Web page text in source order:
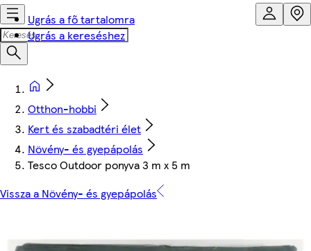
Ugrás a fő tartalomra
Ugrás a kereséshez
Otthon-hobbi
Kert és szabadtéri élet
Növény- és gyepápolás
Tesco Outdoor ponyva 3 m x 5 m
Vissza a Növény- és gyepápolás